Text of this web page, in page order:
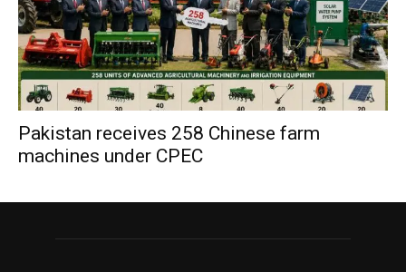
Pakistan receives 258 Chinese farm
machines under CPEC